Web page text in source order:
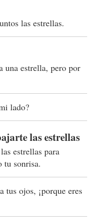
las estrellas.
estrella, pero por
lado?
las estrellas
estrellas para
tu sonrisa.
tus ojos, ¡porque eres